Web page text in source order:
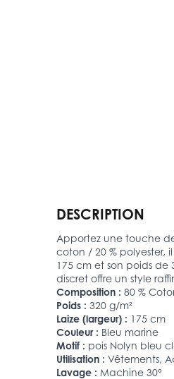
DESCRIPTION
Apportez une touche
coton / 20 % polyester,
175 cm et son poids de
discret offre un style
Composition : 80 %
Poids : 320 g/m²
Laize (largeur) : 175 cm
Couleur : Bleu marine
Motif : pois Nolyn bleu
Utilisation : Vêtements,
Lavage : Machine 30°